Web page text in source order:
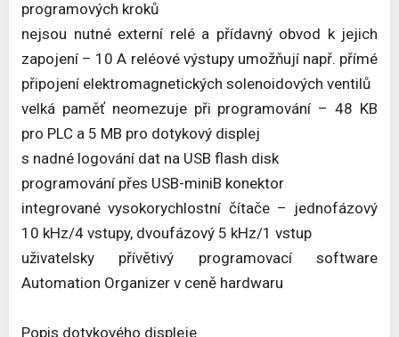
programových kroků
nejsou nutné externí relé a přídavný obvod k jejich
zapojení – 10 A reléové výstupy umožňují např. přímé
připojení elektromagnetických solenoidových ventilů
velká paměť neomezuje při programování – 48 KB
pro PLC a 5 MB pro dotykový displej
s nadné logování dat na USB flash disk
programování přes USB-miniB konektor
integrované vysokorychlostní čítače – jednofázový
10 kHz/4 vstupy, dvoufázový 5 kHz/1 vstup
uživatelsky přívětivý programovací software
Automation Organizer v ceně hardwaru
Popis dotykového displeje